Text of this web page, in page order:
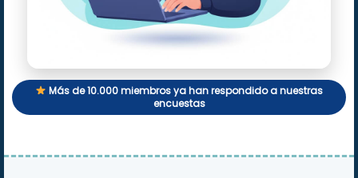
Más de 10.000 miembros ya han respondido a nuestras
encuestas